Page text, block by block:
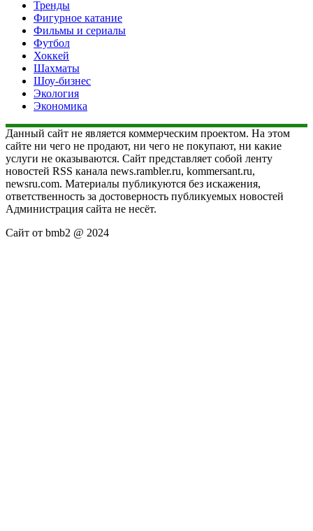
Тренды
Фигурное катание
Фильмы и сериалы
Футбол
Хоккей
Шахматы
Шоу-бизнес
Экология
Экономика
Данный сайт не является коммерческим проектом. На этом
сайте ни чего не продают, ни чего не покупают, ни какие
услуги не оказываются. Сайт представляет собой ленту
новостей RSS канала news.rambler.ru, kommersant.ru,
newsru.com. Материалы публикуются без искажения,
ответственность за достоверность публикуемых новостей
Администрация сайта не несёт.
Сайт от bmb2 @ 2024